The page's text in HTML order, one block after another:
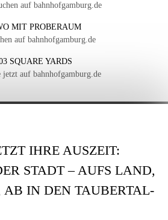
auf bahnhofgamburg.de
MIT PROBERAUM
auf bahnhofgamburg.de
SQUARE YARDS
jetzt auf bahnhofgamburg.de
IHRE AUSZEIT:
STADT – AUFS LAND,
IN DEN TAUBERTAL-